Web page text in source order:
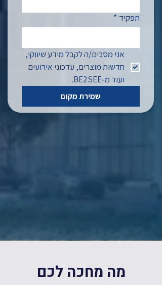
תפקיד *
ועוד מ-BE2SEE.
שמירת מקום
מה מחכה לכם